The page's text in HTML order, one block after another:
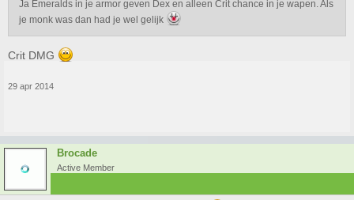
Ja Emeralds in je armor geven Dex en alleen Crit chance in je wapen. Als
je monk was dan had je wel gelijk
Crit DMG
29 apr 2014
Brocade
Active Member